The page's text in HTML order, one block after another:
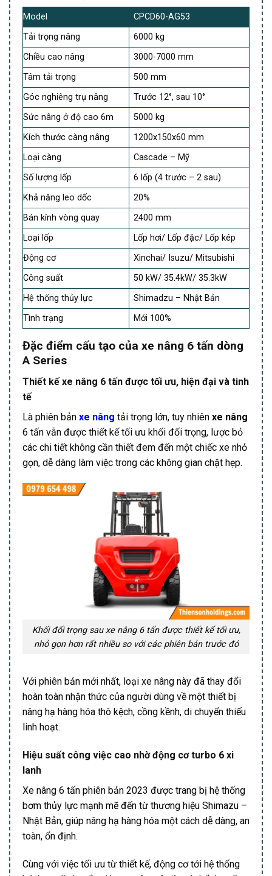
Model
CPCD60-AG53
Tải trọng nâng
6000 kg
Chiều cao nâng
3000-7000 mm
Tâm tải trọng
500 mm
Góc nghiêng trụ nâng
Trước 12°, sau 10°
Sức nâng ở độ cao 6m
5000 kg
Kích thước càng nâng
1200x150x60 mm
Loại càng
Cascade – Mỹ
Số lượng lốp
6 lốp (4 trước – 2 sau)
Khả năng leo dốc
20%
Bán kính vòng quay
2400 mm
Loại lốp
Lốp hơi/ Lốp đặc/ Lốp kép
Động cơ
Xinchai/ Isuzu/ Mitsubishi
Công suất
50 kW/ 35.4kW/ 35.3kW
Hệ thống thủy lực
Shimadzu – Nhật Bản
Tình trạng
Mới 100%
Đặc điểm cấu tạo của xe nâng 6 tấn dòng
A Series
Thiết kế xe nâng 6 tấn được tối ưu, hiện đại và tinh
tế
Là phiên bản xe nâng tải trọng lớn, tuy nhiên xe nâng
6 tấn vẫn được thiết kế tối ưu khối đối trọng, lược bỏ
các chi tiết không cần thiết đem đến một chiếc xe nhỏ
gọn, dễ dàng làm việc trong các không gian chật hẹp.
Khối đối trọng sau xe nâng 6 tấn được thiết kế tối ưu,
nhỏ gọn hơn rất nhiều so với các phiên bản trước đó
Với phiên bản mới nhất, loại xe nâng này đã thay đổi
hoàn toàn nhận thức của người dùng về một thiết bị
nâng hạ hàng hóa thô kệch, cồng kềnh, di chuyển thiếu
linh hoạt.
Hiệu suất công việc cao nhờ động cơ turbo 6 xi
lanh
Xe nâng 6 tấn phiên bản 2023 được trang bị hệ thống
bơm thủy lực mạnh mẽ đến từ thương hiệu Shimazu –
Nhật Bản, giúp nâng hạ hàng hóa một cách dễ dàng, an
toàn, ổn định.
Cùng với việc tối ưu từ thiết kế, động cơ tới hệ thống